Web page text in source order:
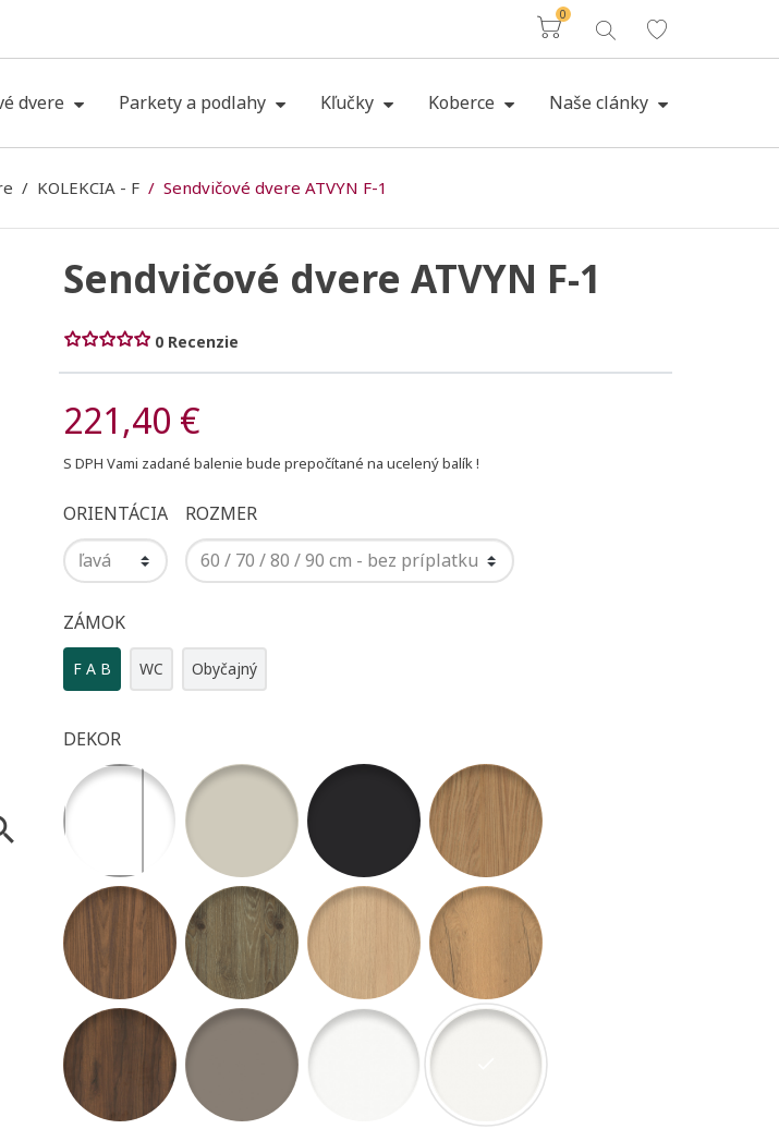
Košík
0
dvere Parkety a podlahy Kľučky Koberce Naše clánky
KOLEKCIA - F Sendvičové dvere ATVYN F-1
Sendvičové dvere ATVYN F-1
0 Recenzie
221,40 €
S DPH Vami zadané balenie bude prepočítané na ucelený balík !
ORIENTÁCIA ROZMER
ZÁMOK
F A B WC Obyčajný
DEKOR
W1100 ST9 Alpská bielaU702 ST9 Kašmírovo siváU963 ST9 Diamantová siváH1385 ST12 Dub Casella prir.
H1386 ST12 Dub Casella hnedýH3133 ST12 Dub Davos lanýžovohn.
H3349 ST19 Dub KaisersbergH3183 ST10 Dub Halifax zlatohnedý
H1307 ST19 Orech Warnia hnedý
U767 ST9 Kubanitová šedáW1000 SM Biela hladkáW980 ST2 Platinová biela